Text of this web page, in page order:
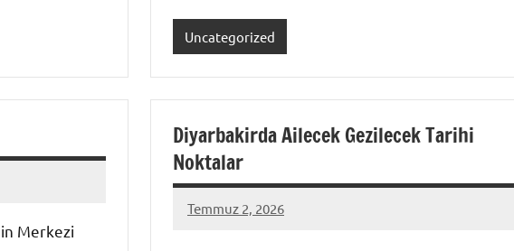
Uncategorized
Merkezi
Diyarbakirda Ailecek Gezilecek Tarihi
Noktalar
Temmuz 2, 2026
admin
Yorum